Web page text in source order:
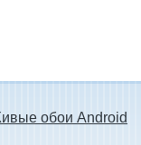
обои Android